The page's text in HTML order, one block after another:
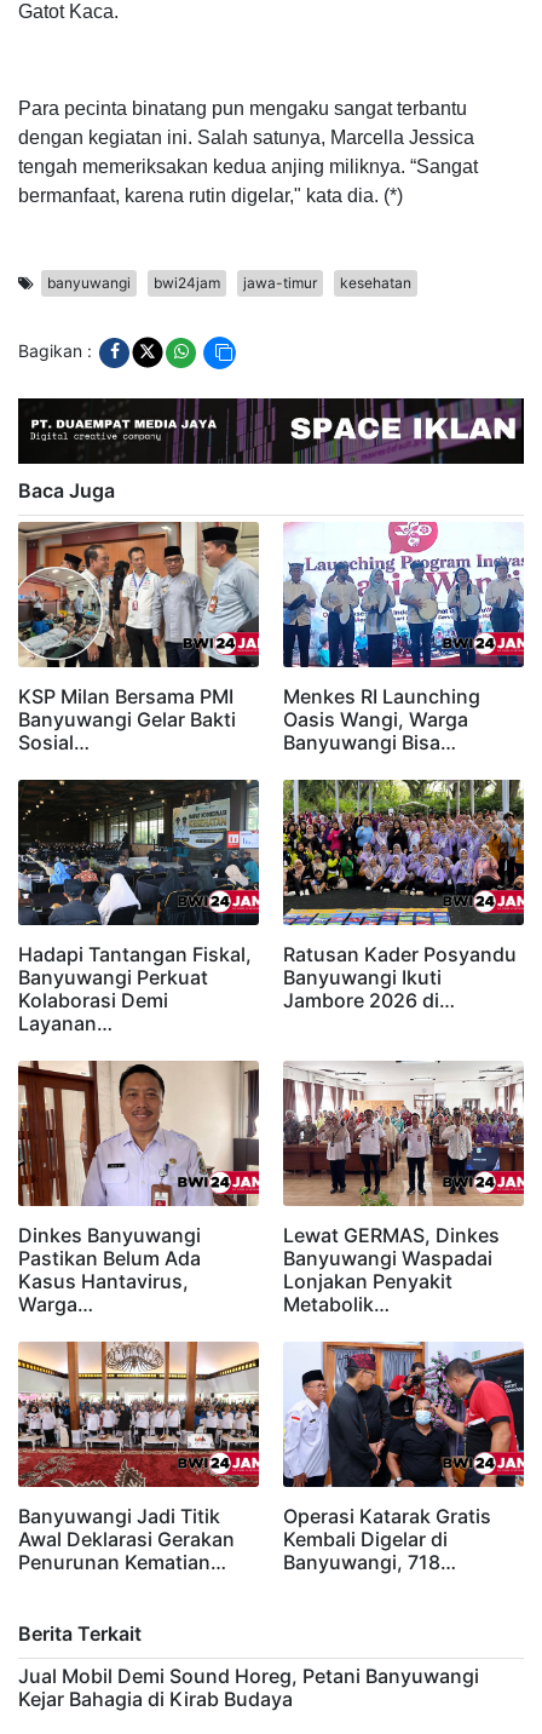
Gatot Kaca.
Para pecinta binatang pun mengaku sangat terbantu
dengan kegiatan ini. Salah satunya, Marcella Jessica
tengah memeriksakan kedua anjing miliknya. “Sangat
bermanfaat, karena rutin digelar," kata dia. (*)
banyuwangi bwi24jam jawa-timur kesehatan
Bagikan :
Baca Juga
KSP Milan Bersama PMI
Banyuwangi Gelar Bakti
Sosial…
Menkes RI Launching
Oasis Wangi, Warga
Banyuwangi Bisa…
Hadapi Tantangan Fiskal,
Banyuwangi Perkuat
Kolaborasi Demi
Layanan…
Ratusan Kader Posyandu
Banyuwangi Ikuti
Jambore 2026 di…
Dinkes Banyuwangi
Pastikan Belum Ada
Kasus Hantavirus,
Warga…
Lewat GERMAS, Dinkes
Banyuwangi Waspadai
Lonjakan Penyakit
Metabolik…
Banyuwangi Jadi Titik
Awal Deklarasi Gerakan
Penurunan Kematian…
Operasi Katarak Gratis
Kembali Digelar di
Banyuwangi, 718…
Berita Terkait
Jual Mobil Demi Sound Horeg, Petani Banyuwangi
Kejar Bahagia di Kirab Budaya